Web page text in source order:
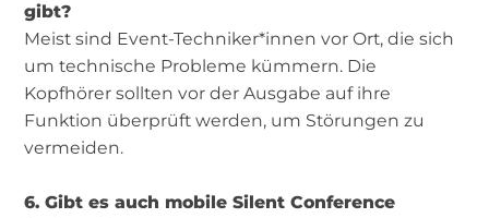
gibt?
Meist sind Event-Techniker*innen vor Ort, die sich
um technische Probleme kümmern. Die
Kopfhörer sollten vor der Ausgabe auf ihre
Funktion überprüft werden, um Störungen zu
vermeiden.
6. Gibt es auch mobile Silent Conference